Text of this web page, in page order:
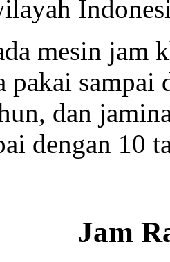
mesin jam
pakai sampai
dan
dengan 10
Jam